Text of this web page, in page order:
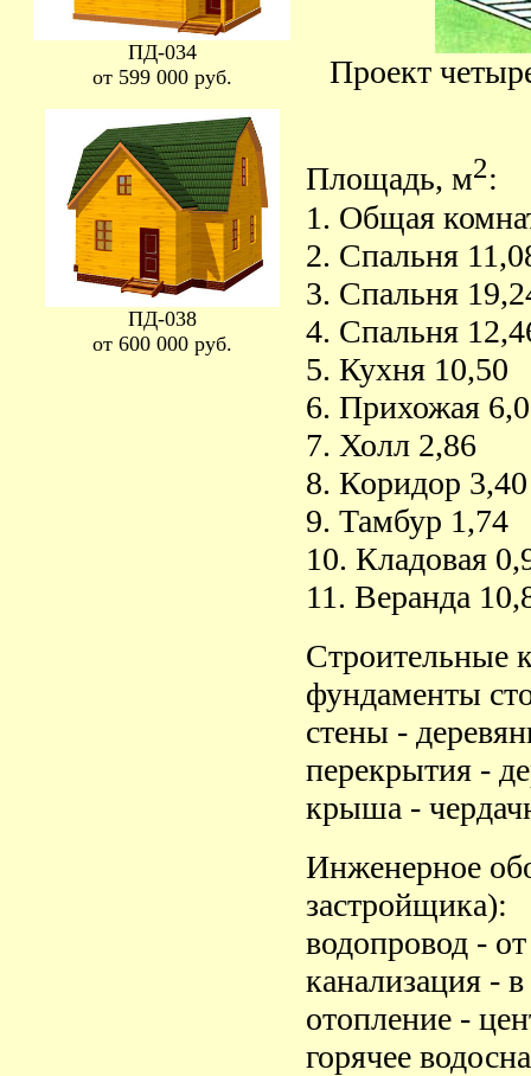
ПД-034
от 599 000 руб.
ПД-038
от 600 000 руб.
Проект
Площадь, м2:
1. Общая
2. Спальня
3. Спальня
4. Спальня
5. Кухня 10,50
6. Прихожая
7. Холл 2,86
8. Коридор 3,40
9. Тамбур 1,74
10. Кладовая
11. Веранда
Строительные
фундаменты
стены -
перекрытия -
крыша -
Инженерное
застройщика):
водопровод -
канализация -
отопление -
горячее